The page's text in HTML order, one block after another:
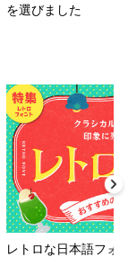
を選びました
レトロな日本語フォ